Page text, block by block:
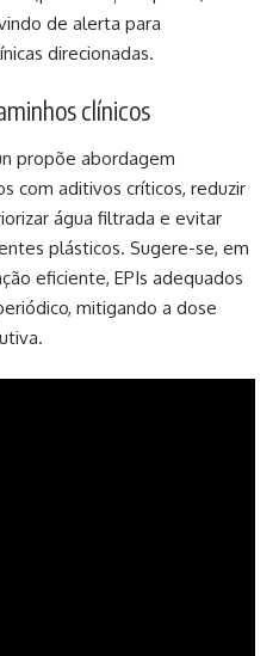
de alerta para
direcionadas.
clínicos
propõe abordagem
com aditivos críticos, reduzir
água filtrada e evitar
plásticos. Sugere-se, em
eficiente, EPIs adequados
mitigando a dose